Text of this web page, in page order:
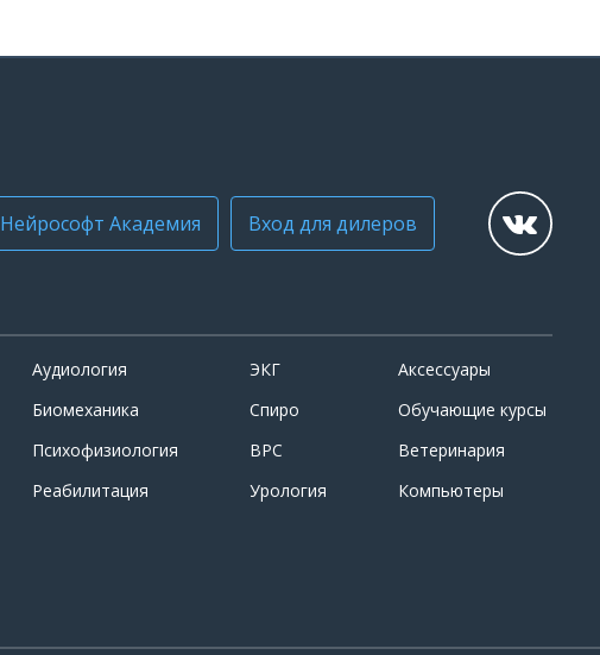
Нейрософт Академия Вход для дилеров
Аудиология
Биомеханика
Психофизиология
Реабилитация
ЭКГ
Спиро
ВРС
Урология
Аксессуары
Обучающие курсы
Ветеринария
Компьютеры